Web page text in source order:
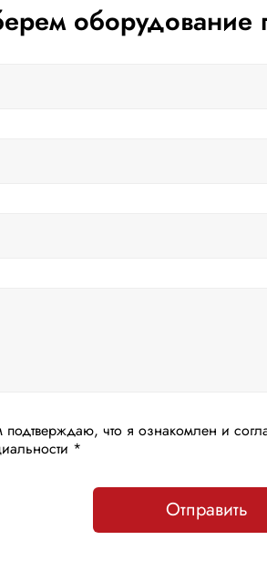
оборудование
что я ознакомлен и
*
Отправить